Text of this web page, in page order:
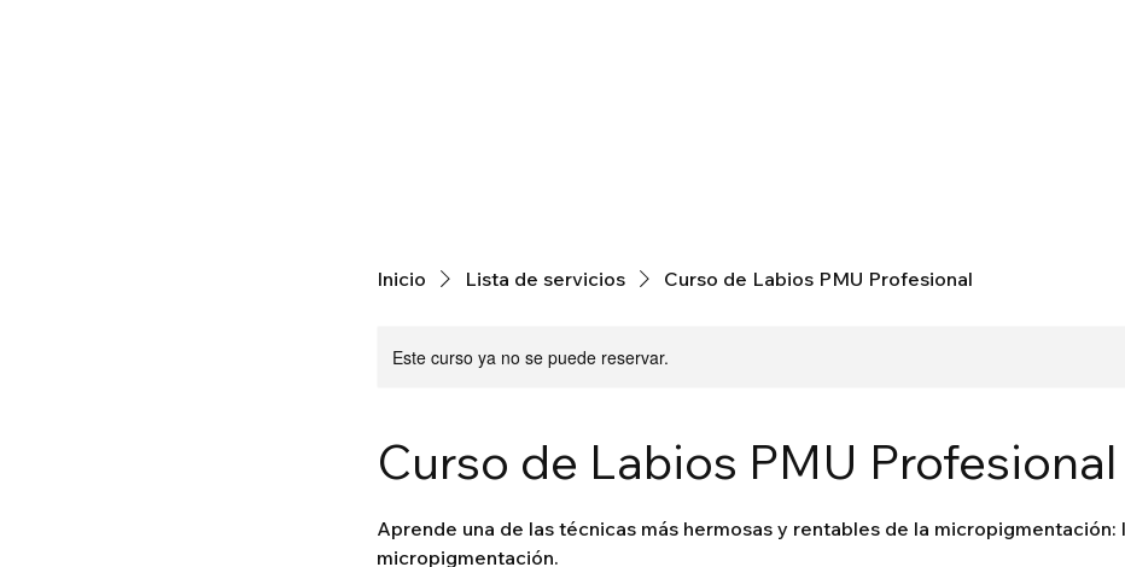
Inicio Lista de servicios Curso de Labios PMU Profesional
Este curso ya no se puede reservar.
Curso de Labios PMU Profesional
Aprende una de las técnicas más hermosas y rentables de la micropigmentación:
micropigmentación.